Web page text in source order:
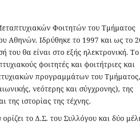
Φοιτητών του Τμήματος
Αθηνών. Ιδρύθηκε το 1997 και ως το
του θα είναι στο εξής ηλεκτρονική. Το
φοιτητές και φοιτήτριες και
προγραμμάτων του
νεότερης και σύγχρονης), της
της ιστορίας της τέχνης.
το Δ.Σ. του Συλλόγου και δύο